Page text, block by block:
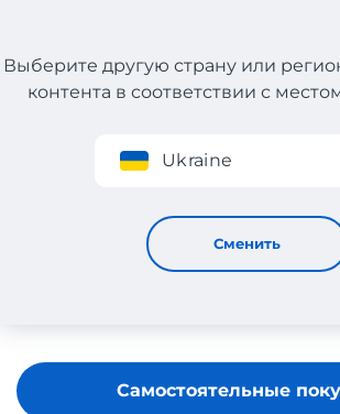
Регистрация
Выберите другую страну или
контента в соответствии с
Ukraine
Сменить
EVA MINGE
Самостоятельные